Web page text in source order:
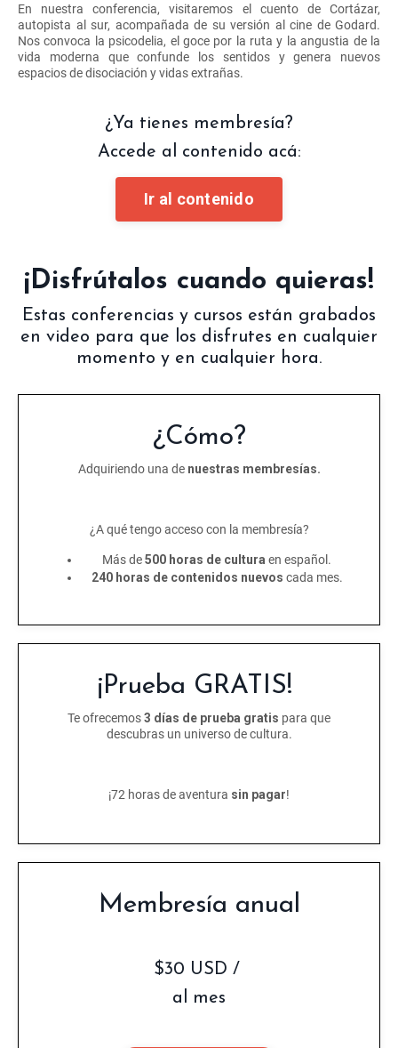
En nuestra conferencia, visitaremos el cuento de Cortázar,
autopista al sur, acompañada de su versión al cine de Godard.
Nos convoca la psicodelia, el goce por la ruta y la angustia de la
vida moderna que confunde los sentidos y genera nuevos
espacios de disociación y vidas extrañas.
¿Ya tienes membresía?
Accede al contenido acá:
Ir al contenido
¡Disfrútalos cuando quieras!
Estas conferencias y cursos están grabados
en video para que los disfrutes en cualquier
momento y en cualquier hora.
¿Cómo?
Adquiriendo una de nuestras membresías.
¿A qué tengo acceso con la membresía?
Más de500 horas de cultura en español.
240 horas de contenidos nuevos cada mes.
¡Prueba GRATIS!
Te ofrecemos3 días de prueba gratis para que
descubras un universo de cultura.
¡72 horas de aventura sin pagar!
Membresía anual
$30 USD /
al mes